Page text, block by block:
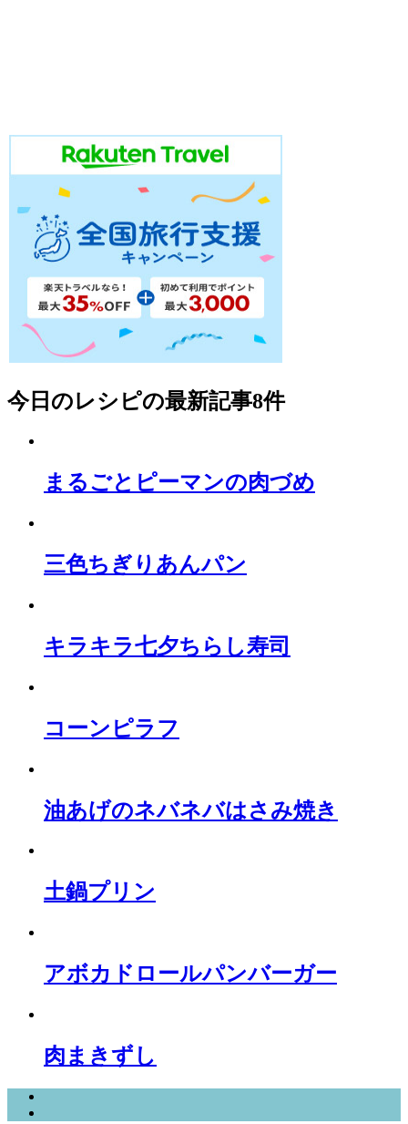
今日のレシピの最新記事8件
まるごとピーマンの肉づめ
三色ちぎりあんパン
キラキラ七夕ちらし寿司
コーンピラフ
油あげのネバネバはさみ焼き
土鍋プリン
アボカドロールパンバーガー
肉まきずし